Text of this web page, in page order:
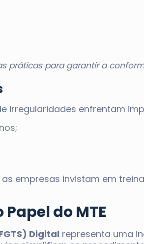
práticas para garantir a
irregularidades enfrentam
empresas invistam em
do MTE
Digital representa uma